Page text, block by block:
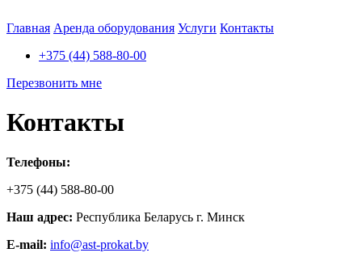
Главная Аренда оборудования Услуги Контакты
+375 (44) 588-80-00
Перезвонить мне
Контакты
Телефоны:
+375 (44) 588-80-00
Наш адрес: Республика Беларусь г. Минск
E-mail: info@ast-prokat.by